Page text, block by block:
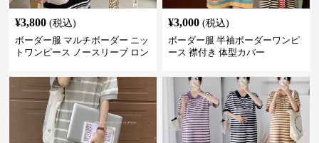
¥3,800 (税込)
ボーダー服 マルチボーダー ニッ
トワンピース ノースリーブ ロン
¥3,000 (税込)
ボーダー服 半袖ボーダーワンピ
ース 襟付き 体型カバー